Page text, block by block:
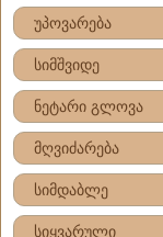
უპოვარება
სიმშვიდე
ნეტარი გლოვა
მღვიძარება
სიმდაბლე
სიყვარული